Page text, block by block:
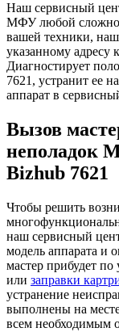
Наш сервисный
МФУ любой
вашей техники, наш
указанному
Диагностирует
7621, устранит ее
аппарат в
Вызов
неполадок
Bizhub 7621
Чтобы решить
наш сервисный
модель аппарата и
мастер прибудет по
или заправки
устранение
выполнены на
всем необходимым